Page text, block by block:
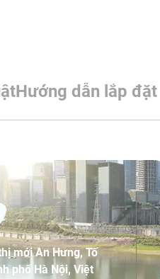
Hướng dẫn lắp đặt
mới An Hưng, Tố
phố Hà Nội, Việt